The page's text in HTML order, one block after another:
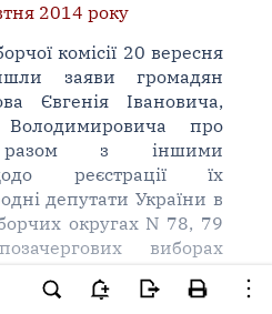
2014 року
комісії 20 вересня
заяви громадян
Євгенія Івановича,
про
разом з іншими
реєстрації їх
депутати України в
округах N 78, 79
виборах